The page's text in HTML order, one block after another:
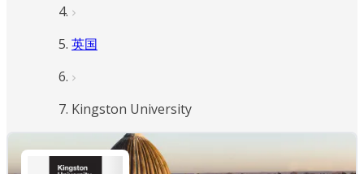
英国
Kingston University